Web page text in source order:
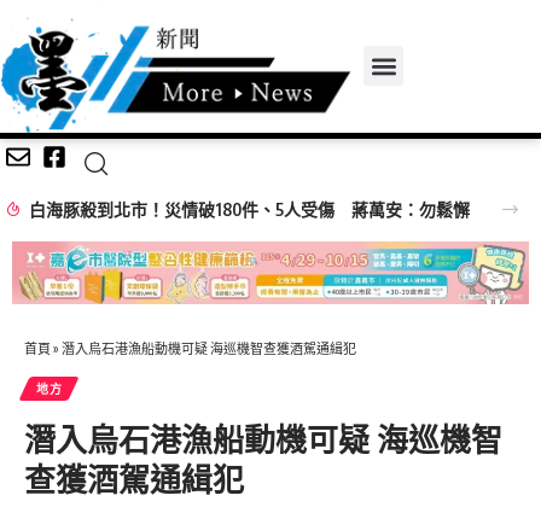
白海豚殺到北市！災情破180件、5人受傷 蔣萬安：勿鬆懈
首頁 » 潛入烏石港漁船動機可疑 海巡機智查獲酒駕通緝犯
地方
潛入烏石港漁船動機可疑 海巡機智
查獲酒駕通緝犯